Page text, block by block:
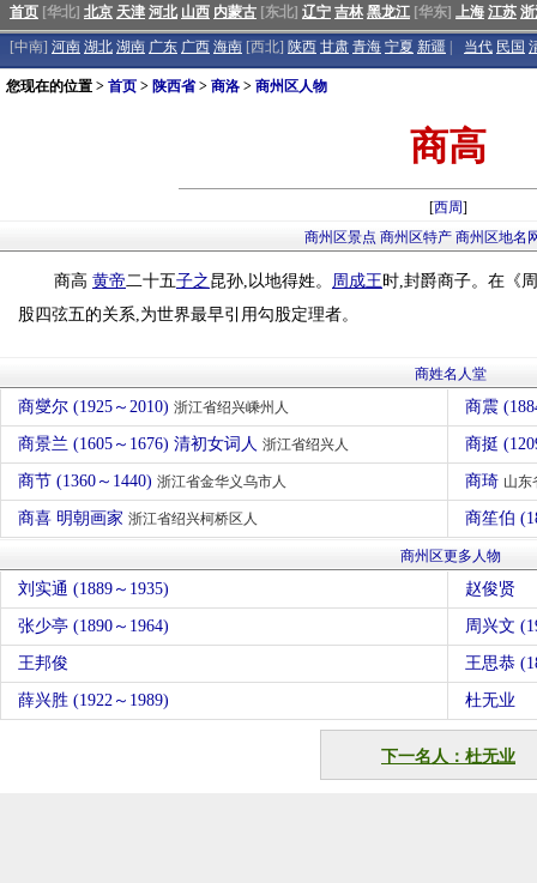
首页 [华北] 北京 天津 河北 山西 内蒙古 [东北] 辽宁 吉林 黑龙江 [华东] 上海 江苏
[中南] 河南 湖北 湖南 广东 广西 海南 [西北] 陕西 甘肃 青海 宁夏 新疆 当代 民国
您现在的位置 > 首页 > 陕西省> 商洛 > 商州区人物
商高
[西周]
商州区景点 商州区特产 商州区地名
商高 黄帝二十五子之 昆孙,以地得姓。 周成王时,封爵商子。在《
股四弦五的关系,为世界最早引用勾股定理者。
商姓名人堂
商燮尔 (1925～2010) 浙江省绍兴嵊州人 商震
商景兰 (1605～1676) 清初女词人 浙江省绍兴人 商挺
商节 (1360～1440) 浙江省金华义乌市人 商琦 山东
商喜 明朝画家 浙江省绍兴柯桥区人 商笙伯
商州区更多人物
刘实通 (1889～1935) 赵俊贤
张少亭 (1890～1964) 周兴文
王邦俊 王思恭
薛兴胜 (1922～1989) 杜无业
下一名人：杜无业